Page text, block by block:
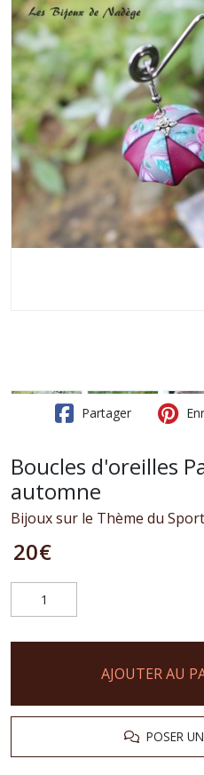
Partager
Boucles d'oreilles
automne
Bijoux sur le Thème du
20€
AJOUTER AU
POSER